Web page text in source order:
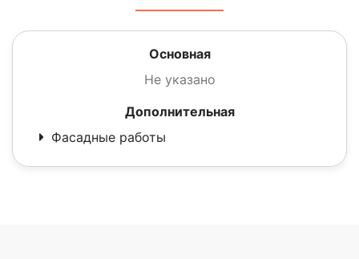
Основная
Не указано
Дополнительная
Фасадные работы